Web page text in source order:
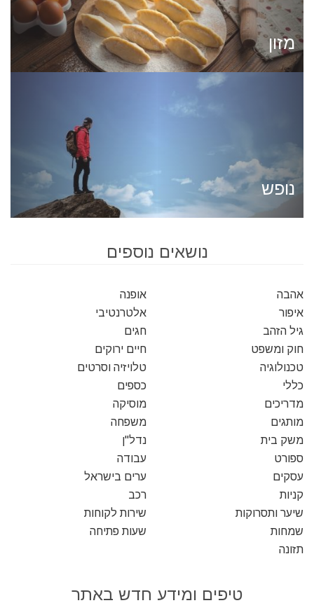
מזון
נופש
נושאים נוספים
אהבה
אופנה
איפור
אלטרנטיבי
גיל הזהב
חגים
חוק ומשפט
חיים ירוקים
טכנולוגיה
טלויזיה וסרטים
כללי
כספים
מדריכים
מוסיקה
מותגים
משפחה
משק בית
נדל"ן
ספורט
עבודה
עסקים
ערים בישראל
קניות
רכב
שיער ותסרוקות
שירות לקוחות
שמחות
שעות פתיחה
תזונה
טיפים ומידע חדש באתר